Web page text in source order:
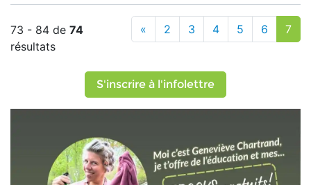
73 - 84 de 74
résultats
« 2 3 4 5 6 7
S'inscrire à l'infolettre